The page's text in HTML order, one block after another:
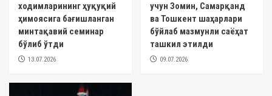
ходимларининг ҳуқуқий
ҳимоясига бағишланган
минтақавий семинар
бўлиб ўтди
13.07.2026
учун Зомин, Самарқанд
ва Тошкент шаҳарлари
бўйлаб мазмунли саёҳат
ташкил этилди
09.07.2026